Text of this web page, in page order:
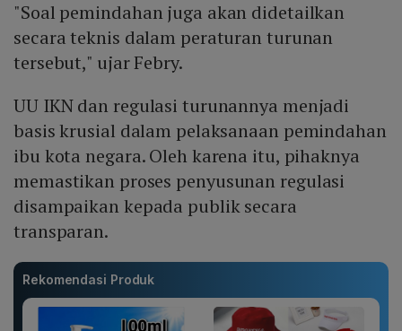
"Soal pemindahan juga akan didetailkan
secara teknis dalam peraturan turunan
tersebut," ujar Febry.
UU IKN dan regulasi turunannya menjadi
basis krusial dalam pelaksanaan pemindahan
ibu kota negara. Oleh karena itu, pihaknya
memastikan proses penyusunan regulasi
disampaikan kepada publik secara
transparan.
Rekomendasi Produk